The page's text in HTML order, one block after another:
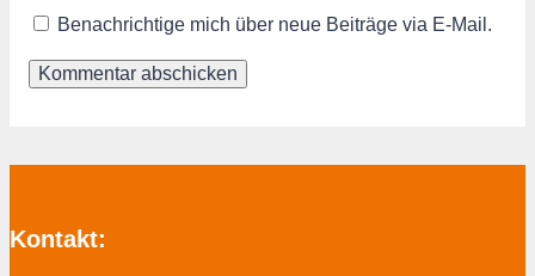
Benachrichtige mich über neue Beiträge via E-Mail.
Kontakt: